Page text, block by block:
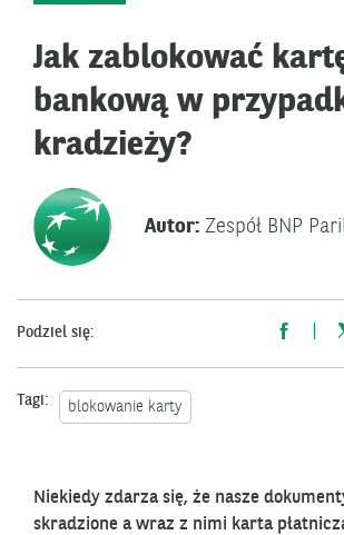
Jak zablokować
bankową w
kradzieży?
Autor: Zespół BNP
Tagi: blokowanie karty
Podziel się:
Niekiedy zdarza się, że nasze
skradzione a wraz z nimi karta